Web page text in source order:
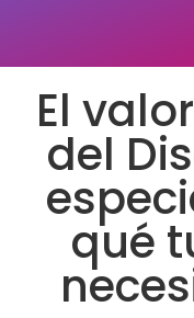
El
del
qué